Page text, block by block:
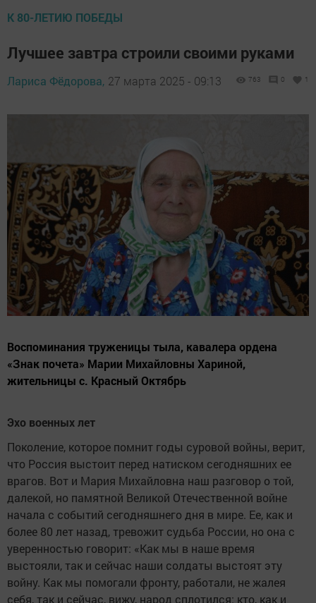
К 80-ЛЕТИЮ ПОБЕДЫ
Лучшее завтра строили своими руками
Лариса Фёдорова, 27 марта 2025 - 09:13 763 0 1
Воспоминания труженицы тыла, кавалера ордена
«Знак почета» Марии Михайловны Хариной,
жительницы с. Красный Октябрь
Эхо военных лет
Поколение, которое помнит годы суровой войны, верит,
что Россия выстоит перед натиском сегодняшних ее
врагов. Вот и Мария Михайловна наш разговор о той,
далекой, но памятной Великой Отечественной войне
начала с событий сегодняшнего дня в мире. Ее, как и
более 80 лет назад, тревожит судьба России, но она с
уверенностью говорит: «Как мы в наше время
выстояли, так и сейчас наши солдаты выстоят эту
войну. Как мы помогали фронту, работали, не жалея
себя, так и сейчас, вижу, народ сплотился: кто, как и